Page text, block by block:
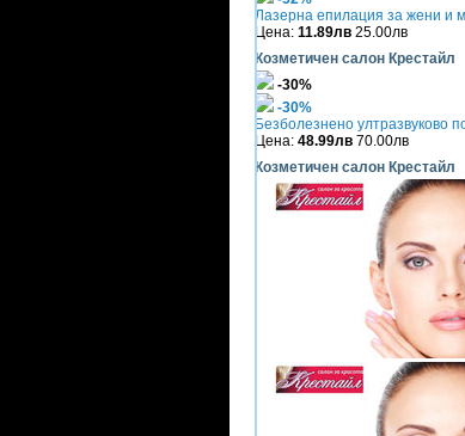
Лазерна епилация за жени и
Цена: 11.89лв 25.00лв
Козметичен салон Крестайл
-30%
-30%
Безболезнено ултразвуково
Цена: 48.99лв 70.00лв
Козметичен салон Крестайл